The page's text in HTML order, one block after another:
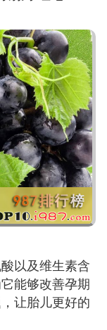
以及维生素含
能够改善孕期
让胎儿更好的